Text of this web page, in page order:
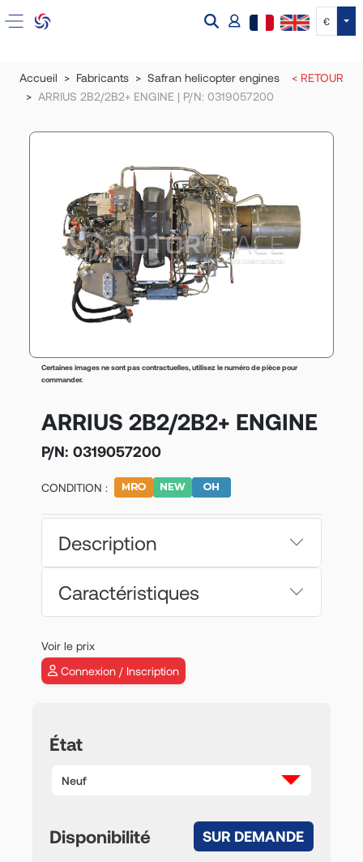
€
Accueil Fabricants
Safran helicopter engines
ARRIUS 2B2/2B2+ ENGINE | P/N: 0319057200
< RETOUR
Certaines images ne sont pas contractuelles, utilisez le numéro de pièce pour
commander.
ARRIUS 2B2/2B2+ ENGINE
P/N: 0319057200
CONDITION :
Description
Caractéristiques
Voir le prix
Connexion / Inscription
État
Neuf
Disponibilité SUR DEMANDE